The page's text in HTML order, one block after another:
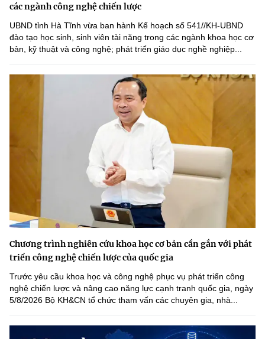
các ngành công nghệ chiến lược
UBND tỉnh Hà Tĩnh vừa ban hành Kế hoạch số 541//KH-UBND
đào tạo học sinh, sinh viên tài năng trong các ngành khoa học cơ
bản, kỹ thuật và công nghệ; phát triển giáo dục nghề nghiệp...
Chương trình nghiên cứu khoa học cơ bản cần gắn với phát
triển công nghệ chiến lược của quốc gia
Trước yêu cầu khoa học và công nghệ phục vụ phát triển công
nghệ chiến lược và nâng cao năng lực cạnh tranh quốc gia, ngày
5/8/2026 Bộ KH&CN tổ chức tham vấn các chuyên gia, nhà...